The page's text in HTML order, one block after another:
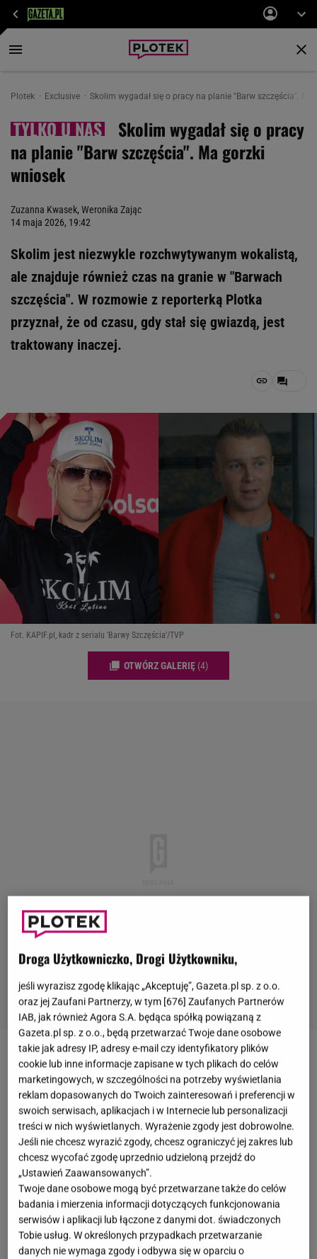
Plotek Exclusive Skolim wygadał się o pracy na planie "Barw szczęścia".
Skolim wygadał się o pracy
na planie "Barw szczęścia". Ma gorzki
wniosek
Zuzanna Kwasek, Weronika Zając
14 maja 2026, 19:42
Skolim jest niezwykle rozchwytywanym wokalistą,
ale znajduje również czas na granie w "Barwach
szczęścia". W rozmowie z reporterką Plotka
przyznał, że od czasu, gdy stał się gwiazdą, jest
traktowany inaczej.
Fot. KAPIF.pl, kadr z serialu 'Barwy Szczęścia'/TVP
OTWÓRZ GALERIĘ (4)
Konrad Skolimowskiznany jest pod pseudonimem
Skolim. Jego muzyczna przygoda zaczęła się w
2017 roku, choć już wcześniej próbował swoich sił w
aktorstwie. Obecnie jest on jednym z najbardziej
rozpoznawalnych wokalistów w kraju, który słynie z
grania licznych koncertów. Jego utwory zyskują
miliony wyświetleń w sieci. Od 2018 roku możemy
oglądać Skolima w "Barwach szczęścia", gdzie
wciela się w rolę Patryka. W rozmowie z nami
wyjawił, że wserialugra wciąż głównie ze względu
Droga Użytkowniczko, Drogi Użytkowniku,
jeśli wyrazisz zgodę klikając „Akceptuję”, Gazeta.pl sp. z o.o.
oraz jej Zaufani Partnerzy, w tym [676] Zaufanych Partnerów
IAB, jak również Agora S.A. będąca spółką powiązaną z
Gazeta.pl sp. z o.o., będą przetwarzać Twoje dane osobowe
takie jak adresy IP, adresy e-mail czy identyfikatory plików
cookie lub inne informacje zapisane w tych plikach do celów
marketingowych, w szczególności na potrzeby wyświetlania
reklam dopasowanych do Twoich zainteresowań i preferencji w
swoich serwisach, aplikacjach i w Internecie lub personalizacji
treści w nich wyświetlanych. Wyrażenie zgody jest dobrowolne.
Jeśli nie chcesz wyrazić zgody, chcesz ograniczyć jej zakres lub
chcesz wycofać zgodę uprzednio udzieloną przejdź do
„Ustawień Zaawansowanych”.
Twoje dane osobowe mogą być przetwarzane także do celów
badania i mierzenia informacji dotyczących funkcjonowania
serwisów i aplikacji lub łączone z danymi dot. świadczonych
Tobie usług. W określonych przypadkach przetwarzanie
danych nie wymaga zgody i odbywa się w oparciu o